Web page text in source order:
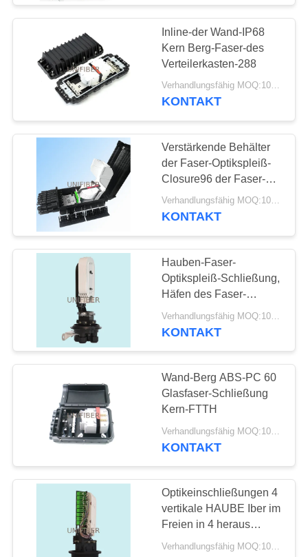
PRIVACY
POLICY
Inline-der Wand-IP68
Kern Berg-Faser-des
Verteilerkasten-288
Verhandlungsfähig MOQ:10pcs
KONTAKT
Verstärkende Behälter
der Faser-Optikspleiß-
Closure96 der Faser-
4x24 im Freien
ummauern
Verhandlungsfähig MOQ:10pcs
KONTAKT
Hauben-Faser-
Optikspleiß-Schließung,
Häfen des Faser-
Optikeinfriedungsmauer-
Berg-4
KONTAKT
Wand-Berg ABS-PC 60
Glasfaser-Schließung
Kern-FTTH
Verhandlungsfähig MOQ:10pcs
KONTAKT
Optikeinschließungen 4
vertikale HAUBE Iber im
Freien in 4 heraus
Antenne/in Pole-/Wand-
Verhandlungsfähig MOQ:10pcs